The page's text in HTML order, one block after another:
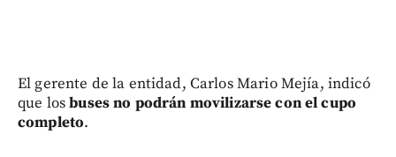
El gerente de la entidad, Carlos Mario Mejía, indicó
que losbusesno podrán movilizarse con el cupo
completo.